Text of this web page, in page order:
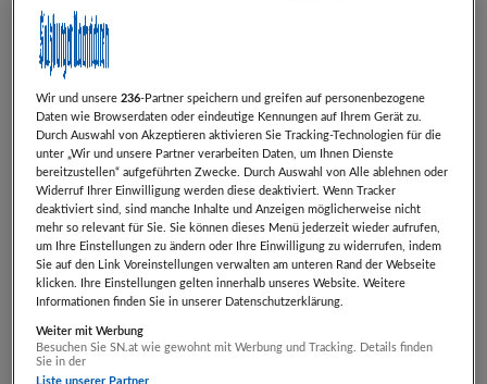
7-Chakren-Heilspray-
Die Energiewerkstatt
in Linz
ab nur€ 60,00
statt € 120,00 Artikel beendet
Fusion-Plasma-
Gesichtsbehandlung –
Aktive Akne
Schön in Balance
ab nur
Wir und unsere236-Partner speichern und greifen auf personenbezogene
Daten wie Browserdaten oder eindeutige Kennungen auf Ihrem Gerät zu.
Durch Auswahl von Akzeptieren aktivieren Sie Tracking-Technologien für die
unter „Wir und unsere Partner verarbeiten Daten, um Ihnen Dienste
bereitzustellen“ aufgeführten Zwecke. Durch Auswahl von Alle ablehnen oder
Widerruf Ihrer Einwilligung werden diese deaktiviert. Wenn Tracker
deaktiviert sind, sind manche Inhalte und Anzeigen möglicherweise nicht
mehr so relevant für Sie. Sie können dieses Menü jederzeit wieder aufrufen,
um Ihre Einstellungen zu ändern oder Ihre Einwilligung zu widerrufen, indem
Sie auf den Link Voreinstellungen verwalten am unteren Rand der Webseite
klicken. Ihre Einstellungen gelten innerhalb unseres Website. Weitere
Informationen finden Sie in unserer Datenschutzerklärung.
Weiter mit Werbung
Besuchen Sie SN.at wie gewohnt mit Werbung und Tracking. Details finden
Sie in der
Liste unserer Partner